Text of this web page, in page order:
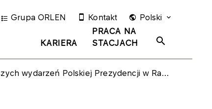
KARIERA
PRACA NA
STACJACH
Grupa ORLEN Kontakt Polski
Polskiej Prezydencji w Radzie Unii Europejskiej